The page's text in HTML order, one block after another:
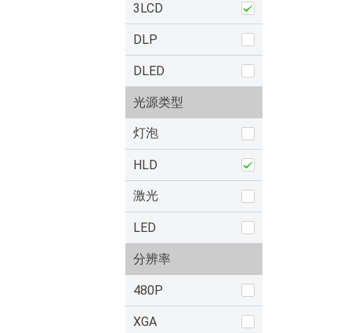
3LCD
DLP
DLED
光源类型
灯泡
HLD
激光
LED
分辨率
480P
XGA